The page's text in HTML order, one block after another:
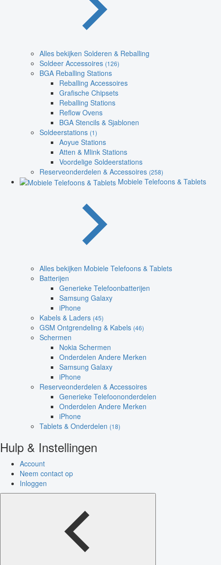
Alles bekijken Solderen & Reballing
Soldeer Accessoires (126)
BGA Reballing Stations
Reballing Accessoires
Grafische Chipsets
Reballing Stations
Reflow Ovens
BGA Stencils & Sjablonen
Soldeerstations (1)
Aoyue Stations
Atten & Mlink Stations
Voordelige Soldeerstations
Reserveonderdelen & Accessoires (258)
Mobiele Telefoons & Tablets
Alles bekijken Mobiele Telefoons & Tablets
Batterijen
Generieke Telefoonbatterijen
Samsung Galaxy
iPhone
Kabels & Laders (45)
GSM Ontgrendeling & Kabels (46)
Schermen
Nokia Schermen
Onderdelen Andere Merken
Samsung Galaxy
iPhone
Reserveonderdelen & Accessoires
Generieke Telefoononderdelen
Onderdelen Andere Merken
iPhone
Tablets & Onderdelen (18)
Hulp & Instellingen
Account
Neem contact op
Inloggen